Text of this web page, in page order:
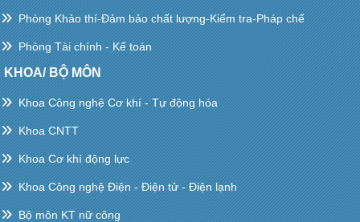
Phòng Khảo thí-Đảm bảo chất lượng-Kiểm tra-Pháp chế
Phòng Tài chính - Kế toán
KHOA/ BỘ MÔN
Khoa Công nghệ Cơ khí - Tự động hóa
Khoa CNTT
Khoa Cơ khí động lực
Khoa Công nghệ Điện - Điện tử - Điện lạnh
Bộ môn KT nữ công